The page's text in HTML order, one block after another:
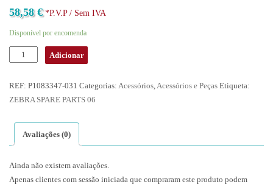
58,58€ *P.V.P / Sem IVA
Disponível por encomenda
Adicionar
REF: P1083347-031 Categorias: Acessórios,Acessórios e Peças Etiqueta:
ZEBRA SPARE PARTS 06
Avaliações (0)
Ainda não existem avaliações.
Apenas clientes com sessão iniciada que compraram este produto podem